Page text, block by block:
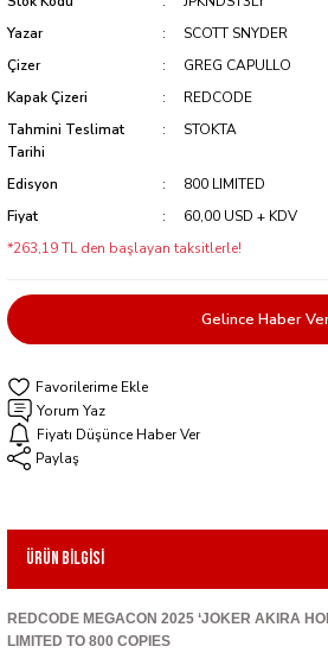
Yazar
SCOTT SNYDER
Çizer
GREG CAPULLO
Kapak Çizeri
REDCODE
Tahmini Teslimat
Tarihi
STOKTA
Edisyon
800 LIMITED
Fiyat
60,00 USD + KDV
*263,19 TL den başlayan taksitlerle!
Gelince Haber
Yorum Yaz
Fiyatı Düşünce Haber Ver
Paylaş
Ürün Bilgisi
REDCODE MEGACON 2025 ‘JOKER AKIRA
LIMITED TO 800 COPIES